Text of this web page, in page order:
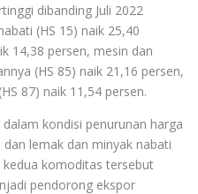
dibanding Juli 2022
(HS 15) naik 25,40
14,38 persen, mesin dan
(HS 85) naik 21,16 persen,
87) naik 11,54 persen.
kondisi penurunan harga
lemak dan minyak nabati
komoditas tersebut
pendorong ekspor